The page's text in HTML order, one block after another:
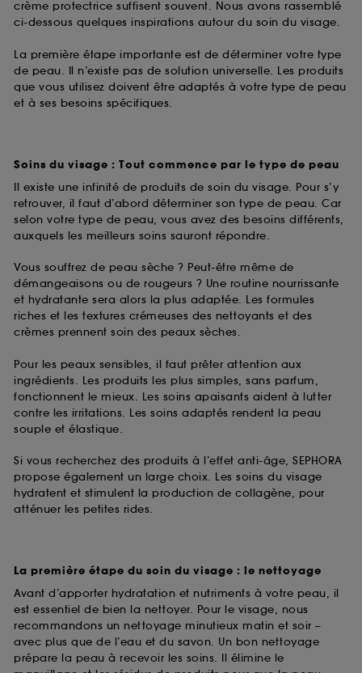
crème protectrice suffisent souvent. Nous avons rassemblé
ci-dessous quelques inspirations autour du soin du visage.
La première étape importante est de déterminer votre type
de peau. Il n’existe pas de solution universelle. Les produits
que vous utilisez doivent être adaptés à votre type de peau
et à ses besoins spécifiques.
Soins du visage : Tout commence par le type de peau
Il existe une infinité de produits de soin du visage. Pour s’y
retrouver, il faut d’abord déterminer son type de peau. Car
selon votre type de peau, vous avez des besoins différents,
auxquels les meilleurs soins sauront répondre.
Vous souffrez de peau sèche ? Peut-être même de
démangeaisons ou de rougeurs ? Une routine nourrissante
et hydratante sera alors la plus adaptée. Les formules
riches et les textures crémeuses des nettoyants et des
crèmes prennent soin des peaux sèches.
Pour les peaux sensibles, il faut prêter attention aux
ingrédients. Les produits les plus simples, sans parfum,
fonctionnent le mieux. Les soins apaisants aident à lutter
contre les irritations. Les soins adaptés rendent la peau
souple et élastique.
Si vous recherchez des produits à l’effet anti-âge, SEPHORA
propose également un large choix. Les soins du visage
hydratent et stimulent la production de collagène, pour
atténuer les petites rides.
La première étape du soin du visage : le nettoyage
Avant d’apporter hydratation et nutriments à votre peau, il
est essentiel de bien la nettoyer. Pour le visage, nous
recommandons un nettoyage minutieux matin et soir –
avec plus que de l’eau et du savon. Un bon nettoyage
prépare la peau à recevoir les soins. Il élimine le